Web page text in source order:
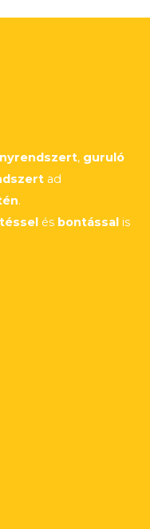
, guruló
ad
.
és bontással is